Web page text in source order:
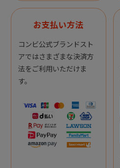
お支払い方法
コンビ公式ブランドスト
アではさまざまな決済方
法をご利用いただけま
す。